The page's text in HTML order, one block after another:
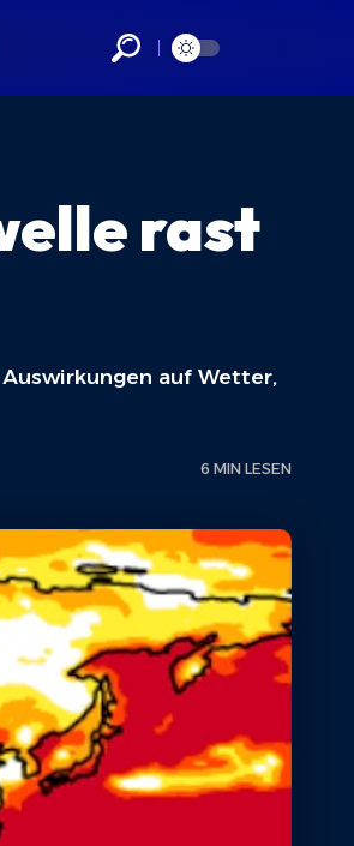
rast
auf Wetter,
6 MIN LESEN